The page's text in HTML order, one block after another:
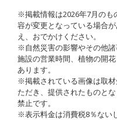
※掲載情報は2026年7月のも
容が変更となっている場合
え、おでかけください。
※自然災害の影響やその他諸
施設の営業時間、植物の開
あります。
※掲載されている画像は取
ただき、提供されたものと
禁止です。
※表示料金は消費税8％ない